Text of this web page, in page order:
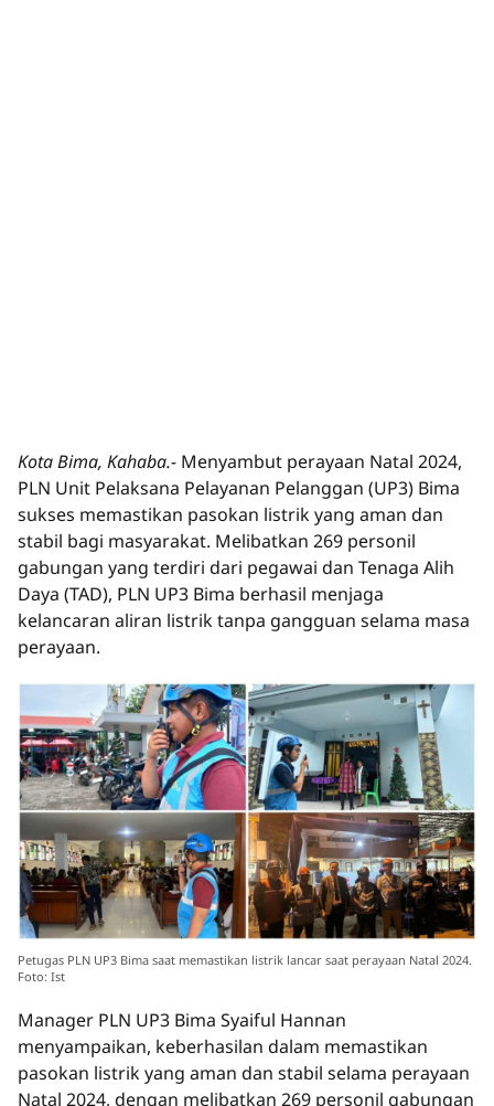
Kota Bima, Kahaba.- Menyambut perayaan Natal 2024,
PLN Unit Pelaksana Pelayanan Pelanggan (UP3) Bima
sukses memastikan pasokan listrik yang aman dan
stabil bagi masyarakat. Melibatkan 269 personil
gabungan yang terdiri dari pegawai dan Tenaga Alih
Daya (TAD), PLN UP3 Bima berhasil menjaga
kelancaran aliran listrik tanpa gangguan selama masa
perayaan.
Petugas PLN UP3 Bima saat memastikan listrik lancar saat perayaan Natal 2024.
Foto: Ist
Manager PLN UP3 Bima Syaiful Hannan
menyampaikan, keberhasilan dalam memastikan
pasokan listrik yang aman dan stabil selama perayaan
Natal 2024, dengan melibatkan 269 personil gabungan